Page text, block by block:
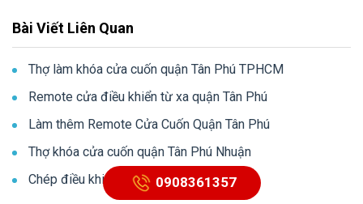
Bài Viết Liên Quan
Thợ làm khóa cửa cuốn quận Tân Phú TPHCM
Remote cửa điều khiển từ xa quận Tân Phú
Làm thêm Remote Cửa Cuốn Quận Tân Phú
Thợ khóa cửa cuốn quận Tân Phú Nhuận
Chép điều khiển cửa cuốn quận Tân Bình
0908361357